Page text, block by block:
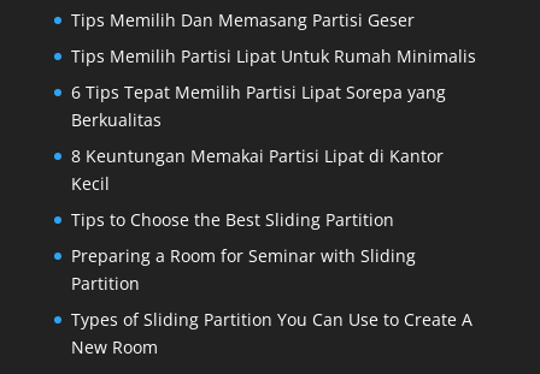
Tips Memilih Dan Memasang Partisi Geser
Tips Memilih Partisi Lipat Untuk Rumah Minimalis
6 Tips Tepat Memilih Partisi Lipat Sorepa yang
Berkualitas
8 Keuntungan Memakai Partisi Lipat di Kantor
Kecil
Tips to Choose the Best Sliding Partition
Preparing a Room for Seminar with Sliding
Partition
Types of Sliding Partition You Can Use to Create A
New Room